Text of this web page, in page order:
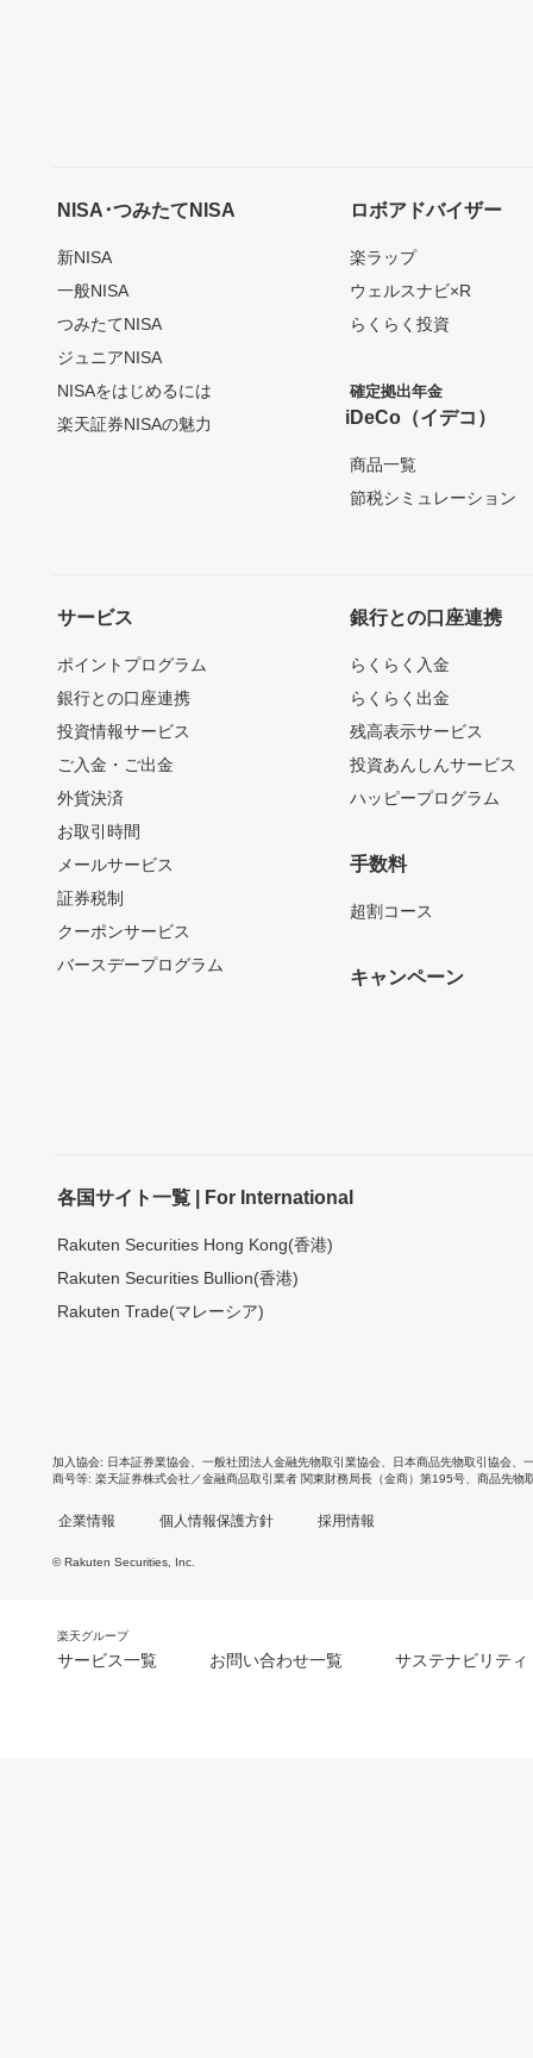
NISA･つみたてNISA
新NISA
一般NISA
つみたてNISA
ジュニアNISA
NISAをはじめるには
楽天証券NISAの魅力
ロボアドバイザー
楽ラップ
ウェルスナビ×R
らくらく投資
確定拠出年金
iDeCo（イデコ）
商品一覧
節税シミュレーション
サービス
ポイントプログラム
銀行との口座連携
投資情報サービス
ご入金・ご出金
外貨決済
お取引時間
メールサービス
証券税制
クーポンサービス
バースデープログラム
銀行との口座連携
らくらく入金
らくらく出金
残高表示サービス
投資あんしんサービス
ハッピープログラム
手数料
超割コース
キャンペーン
各国サイト一覧 | For International
Rakuten Securities Hong Kong(香港)
Rakuten Securities Bullion(香港)
Rakuten Trade(マレーシア)
加入協会 日本証券業協会 一般社団法人金融先物取引業協会 日本商品先物取引協会
商号等 楽天証券株式会社／金融商品取引業者 関東財務局長（金商）第195号、商品先物
企業情報 個人情報保護方針 採用情報
© Rakuten Securities, Inc.
楽天グループ
サービス一覧 お問い合わせ一覧 サステナビリティ